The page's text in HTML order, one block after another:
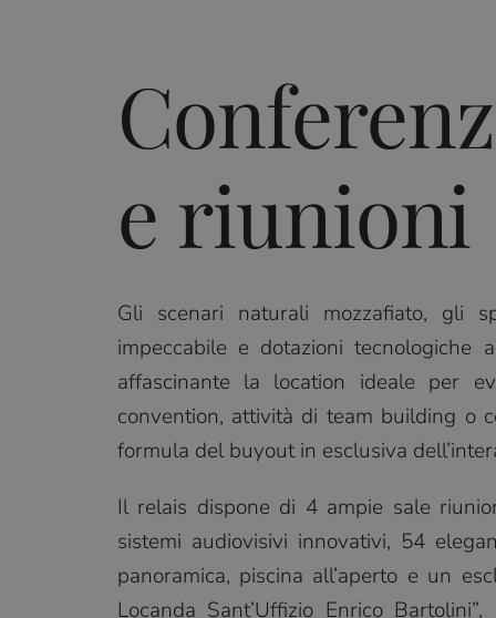
e riunioni
Gli scenari naturali mozzafiato, gli
impeccabile e dotazioni tecnologiche
affascinante la location ideale per
convention, attività di team building o
formula del buyout in esclusiva
Il relais dispone di 4 ampie sale
sistemi audiovisivi innovativi, 54
panoramica, piscina all’aperto e un
Locanda Sant’Uffizio Enrico